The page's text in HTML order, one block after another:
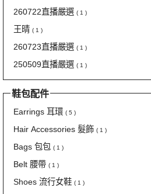
260722直播嚴選 ( 1 )
王晴 ( 1 )
260723直播嚴選 ( 1 )
250509直播嚴選 ( 1 )
鞋包配件
Earrings 耳環 ( 5 )
Hair Accessories 髮飾 ( 1 )
Bags 包包 ( 1 )
Belt 腰帶 ( 1 )
Shoes 流行女鞋 ( 1 )